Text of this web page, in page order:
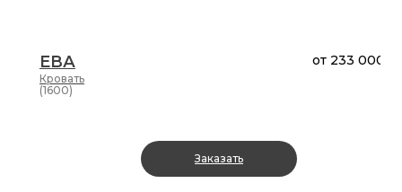
ЕВА
Кровать
от 233 000 ₽
(1600)
Заказать